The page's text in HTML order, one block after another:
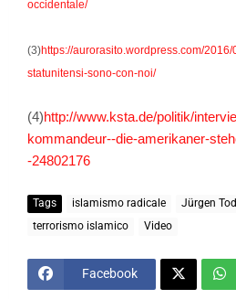
occidentale/
(3)https://aurorasito.wordpress.com/
statunitensi-sono-con-noi/
(4)http://www.ksta.de/politik/
kommandeur--die-amerikaner-
-24802176
Tags islamismo radicale Jürgen
terrorismo islamico
Video
Facebook